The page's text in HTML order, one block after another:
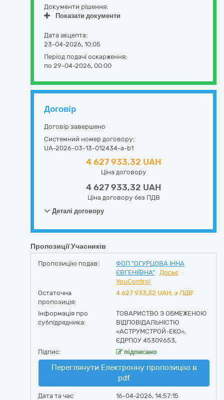
Документи рішення:
Показати документи
Дата акцепта:
23-04-2026, 10:05
Період подачі оскарження:
по 29-04-2026, 00:00
Договір
Договір завершено
Системний номер договору:
UA-2026-03-13-012434-a-b1
4 627 933,32 UAH
Ціна договору
4 627 933,32 UAH
Ціна договору без ПДВ
Деталі договору
Пропозиції Учасників
Пропозицію подав:
ФОП "ОГУРЦОВА ІННА
ЄВГЕНІЇВНА"
Досьє
YouControl
Остаточна
пропозиція:
4 627 933,32 UAH, з ПДВ
Інформація про
субпідрядника:
ТОВАРИСТВО З ОБМЕЖЕНОЮ
ВІДПОВІДАЛЬНІСТЮ
«АСТРУМСТРОЙ-ЕКО»,
ЄДРПОУ 45309653,
Підпис:
підписано
Переглянути Електронну пропозицію в
pdf
Дата та час
16-04-2026, 14:57:15